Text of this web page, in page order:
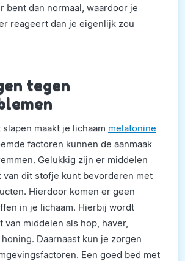
bent dan normaal, waardoor je
reageert dan je eigenlijk zou
tegen
maakt je lichaam melatonine
factoren kunnen de aanmaak
Gelukkig zijn er middelen
van dit stofje kunt bevorderen met
Hierdoor komen er geen
in je lichaam. Hierbij wordt
van middelen als hop, haver,
Daarnaast kun je zorgen
Een goed bed met